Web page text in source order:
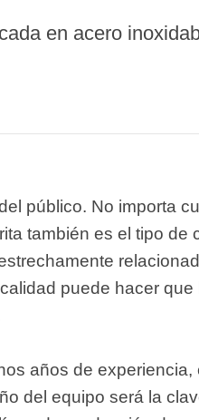
en acero
público. No importa
también es el tipo de
puede hacer
años de
del equipo será la